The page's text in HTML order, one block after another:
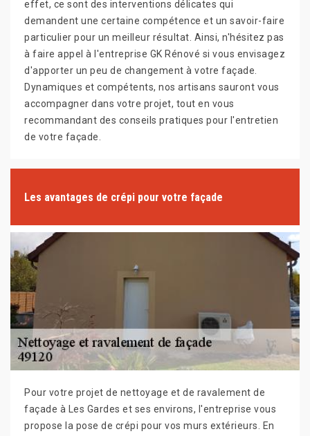
effet, ce sont des interventions délicates qui
demandent une certaine compétence et un savoir-faire
particulier pour un meilleur résultat. Ainsi, n'hésitez pas
à faire appel à l'entreprise GK Rénové si vous envisagez
d'apporter un peu de changement à votre façade.
Dynamiques et compétents, nos artisans sauront vous
accompagner dans votre projet, tout en vous
recommandant des conseils pratiques pour l'entretien
de votre façade.
Les avantages de crépi pour votre façade
Pour votre projet de nettoyage et de ravalement de
façade à Les Gardes et ses environs, l'entreprise vous
propose la pose de crépi pour vos murs extérieurs. En